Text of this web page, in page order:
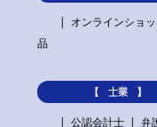
オンラインショ
品
【 士業 】
公認会計士
弁